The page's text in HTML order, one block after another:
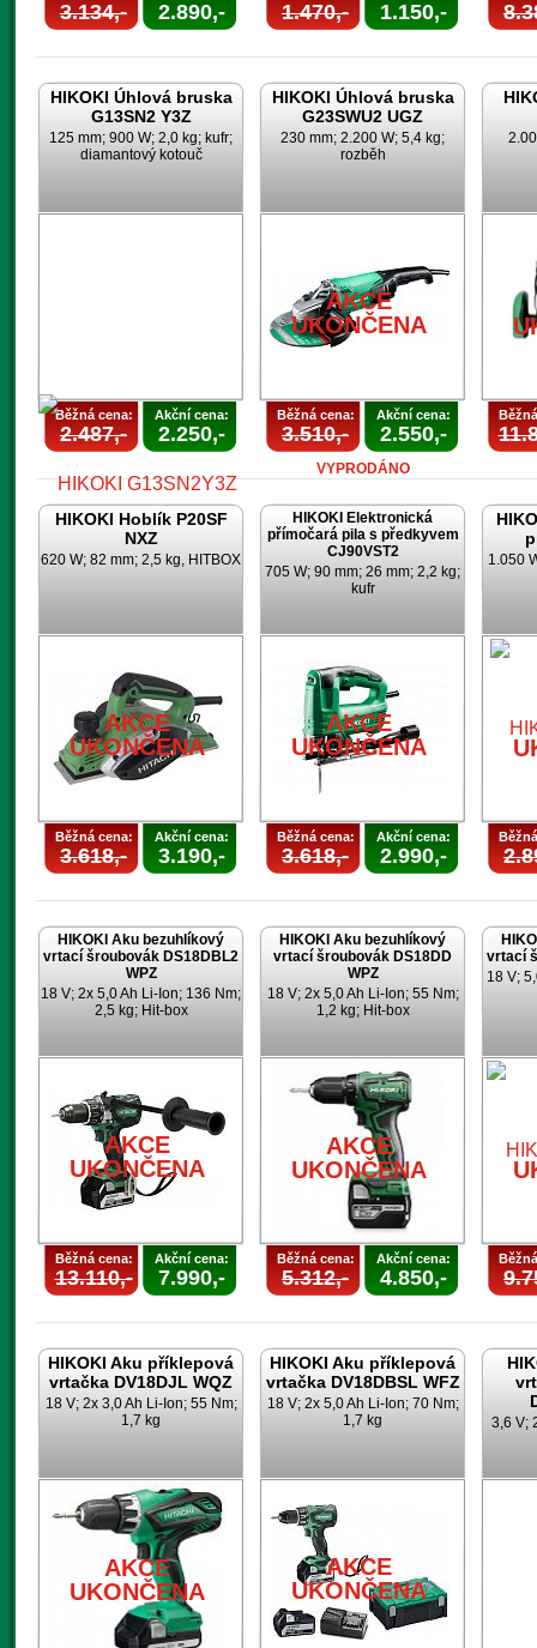
3.134,- 2.890,- 1.470,- 1.150,-
HIKOKI Úhlová bruska
G13SN2 Y3Z
125 mm; 900 W; 2,0 kg; kufr;
diamantový kotouč
UKONČENA
Běžná cena:
2.487,-
Akční cena:
2.250,-
HIKOKI Úhlová bruska
G23SWU2 UGZ
230 mm; 2.200 W; 5,4 kg;
rozběh
AKCE
UKONČENA
Běžná cena:
3.510,-
Akční cena:
2.550,-
VYPRODÁNO
HIKOKI Hoblík P20SF
NXZ
620 W; 82 mm; 2,5 kg, HITBOX
AKCE
UKONČENA
Běžná cena:
3.618,-
Akční cena:
3.190,-
HIKOKI Elektronická
přímočará pila s předkyvem
CJ90VST2
705 W; 90 mm; 26 mm; 2,2 kg;
kufr
AKCE
UKONČENA
Běžná cena:
3.618,-
Akční cena:
2.990,-
1.050
HIKOKI Aku bezuhlíkový
vrtací šroubovák DS18DBL2
WPZ
18 V; 2x 5,0 Ah Li-Ion; 136 Nm;
2,5 kg; Hit-box
AKCE
UKONČENA
Běžná cena:
13.110,-
Akční cena:
7.990,-
HIKOKI Aku bezuhlíkový
vrtací šroubovák DS18DD
WPZ
18 V; 2x 5,0 Ah Li-Ion; 55 Nm;
1,2 kg; Hit-box
AKCE
UKONČENA
Běžná cena:
5.312,-
Akční cena:
4.850,-
vrtací
18 V;
HIKOKI Aku příklepová
vrtačka DV18DJL WQZ
18 V; 2x 3,0 Ah Li-Ion; 55 Nm;
1,7 kg
AKCE
UKONČENA
HIKOKI Aku příklepová
vrtačka DV18DBSL WFZ
18 V; 2x 5,0 Ah Li-Ion; 70 Nm;
1,7 kg
AKCE
UKONČENA
3,6 V;